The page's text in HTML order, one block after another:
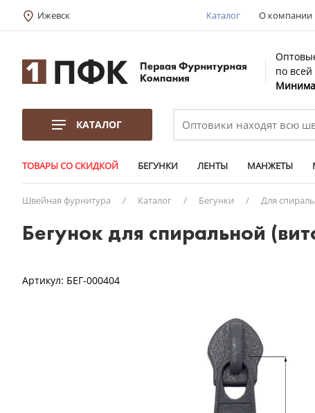
Ижевск Каталог О компании
по всей
КАТАЛОГ
ТОВАРЫ СО СКИДКОЙ БЕГУНКИ ЛЕНТЫ МАНЖЕТЫ
Швейная фурнитура / Каталог / Бегунки / Для
Бегунок для спиральной
Артикул: БЕГ-000404